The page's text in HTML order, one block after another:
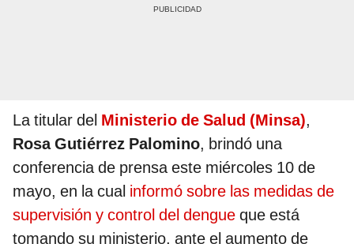
La titular del Ministerio de Salud (Minsa),
Rosa Gutiérrez Palomino, brindó una
conferencia de prensa este miércoles 10 de
mayo, en la cual informó sobre las medidas de
supervisión y control del dengue que está
tomando su ministerio, ante el aumento de